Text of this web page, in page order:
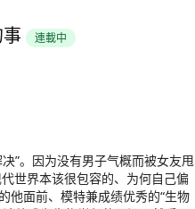
連載中
”。因为没有男子气概而被女友甩
世界本该很包容的、为何自己偏
他面前、模特兼成绩优秀的“生物